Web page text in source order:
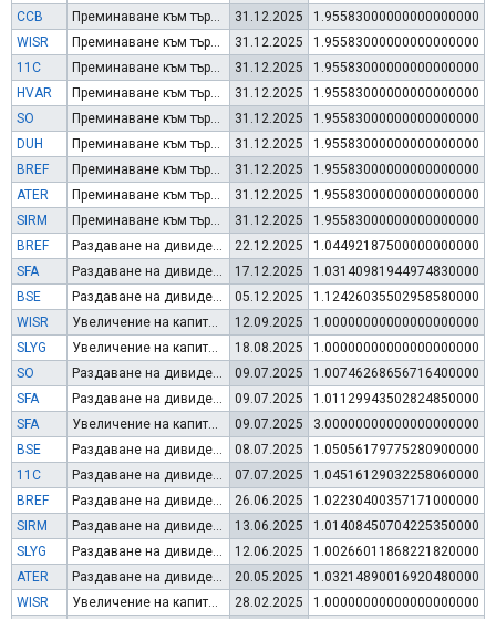
CCB
Преминаване към търговия в Евро 31.12.2025
1.95583000000000000000
WISR
Преминаване към търговия в Евро 31.12.2025
1.95583000000000000000
11C
Преминаване към търговия в Евро 31.12.2025
1.95583000000000000000
HVAR
Преминаване към търговия в Евро 31.12.2025
1.95583000000000000000
SO
Преминаване към търговия в Евро 31.12.2025
1.95583000000000000000
DUH
Преминаване към търговия в Евро 31.12.2025
1.95583000000000000000
BREF
Преминаване към търговия в Евро 31.12.2025
1.95583000000000000000
ATER
Преминаване към търговия в Евро 31.12.2025
1.95583000000000000000
SIRM
Преминаване към търговия в Евро 31.12.2025
1.95583000000000000000
BREF
Раздаване на дивидент 22.12.2025
1.04492187500000000000
SFA
Раздаване на дивидент 17.12.2025
1.03140981944974830000
BSE
Раздаване на дивидент 05.12.2025
1.12426035502958580000
WISR
Увеличение на капитал (права) 12.09.2025
1.00000000000000000000
SLYG
Увеличение на капитал по чл.112, ал.3 от ЗППЦК 18.08.2025
1.00000000000000000000
SO
Раздаване на дивидент 09.07.2025
1.00746268656716400000
SFA
Раздаване на дивидент 09.07.2025
1.01129943502824850000
SFA
Увеличение на капитал (резерви) 09.07.2025
3.00000000000000000000
BSE
Раздаване на дивидент 08.07.2025
1.05056179775280900000
11C
Раздаване на дивидент 07.07.2025
1.04516129032258060000
BREF
Раздаване на дивидент 26.06.2025
1.02230400357171000000
SIRM
Раздаване на дивидент 13.06.2025
1.01408450704225350000
SLYG
Раздаване на дивидент 12.06.2025
1.00266011868221820000
ATER
Раздаване на дивидент 20.05.2025
1.03214890016920480000
WISR
Увеличение на капитал по чл.112, ал.3 от ЗППЦК 28.02.2025
1.00000000000000000000